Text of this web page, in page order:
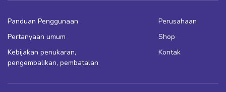
Panduan Penggunaan
Pertanyaan umum
Kebijakan penukaran,
pengembalikan, pembatalan
Perusahaan
Shop
Kontak